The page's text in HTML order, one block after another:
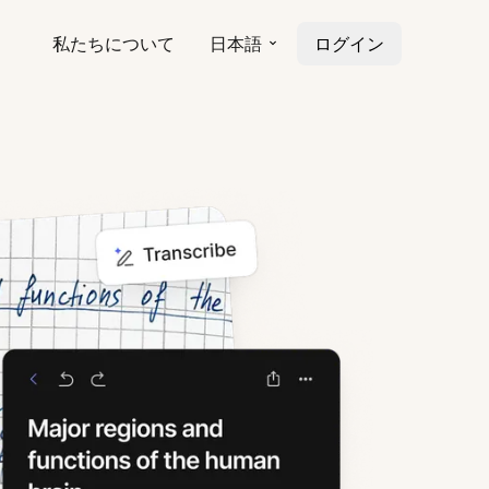
私たちについて 日本語 ログイン